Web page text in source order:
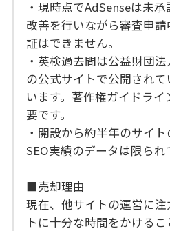
・現時点でAdSenseは未
改善を行いながら審査申
証はできません。
・英検過去問は公益財団
の公式サイトで公開され
います。著作権ガイドラ
要です。
・開設から約半年のサイ
SEO実績のデータは限られ
■売却理由
現在、他サイトの運営に
トに十分な時間をかける